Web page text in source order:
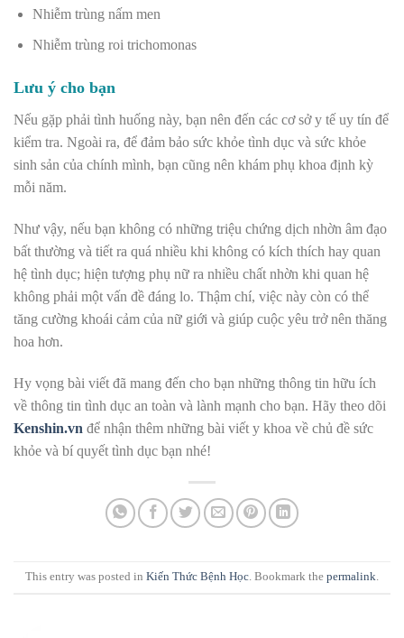
Nhiễm trùng nấm men
Nhiễm trùng roi trichomonas
Lưu ý cho bạn
Nếu gặp phải tình huống này, bạn nên đến các cơ sở y tế uy tín để
kiểm tra. Ngoài ra, để đảm bảo sức khỏe tình dục và sức khỏe
sinh sản của chính mình, bạn cũng nên khám phụ khoa định kỳ
mỗi năm.
Như vậy, nếu bạn không có những triệu chứng dịch nhờn âm đạo
bất thường và tiết ra quá nhiều khi không có kích thích hay quan
hệ tình dục; hiện tượng phụ nữ ra nhiều chất nhờn khi quan hệ
không phải một vấn đề đáng lo. Thậm chí, việc này còn có thể
tăng cường khoái cảm của nữ giới và giúp cuộc yêu trở nên thăng
hoa hơn.
Hy vọng bài viết đã mang đến cho bạn những thông tin hữu ích
về thông tin tình dục an toàn và lành mạnh cho bạn. Hãy theo dõi
Kenshin.vn để nhận thêm những bài viết y khoa về chủ đề sức
khỏe và bí quyết tình dục bạn nhé!
This entry was posted in Kiến Thức Bệnh Học. Bookmark the permalink.